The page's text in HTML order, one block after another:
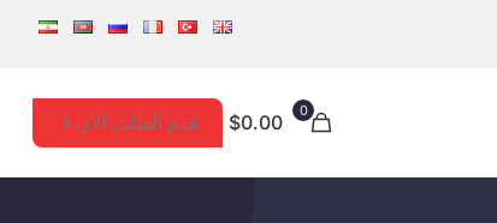
0
$0.00 قدم الطلب الآن